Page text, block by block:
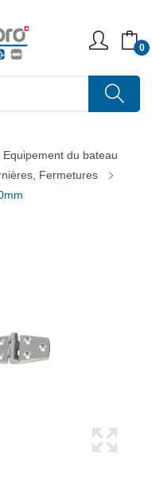
0
Equipement du bateau
Fermetures